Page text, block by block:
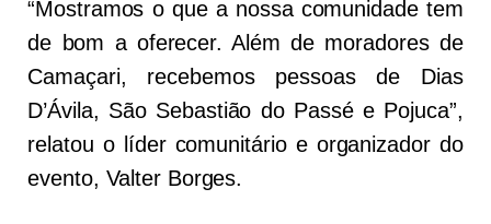
“Mostramos o que a nossa comunidade tem
de bom a oferecer. Além de moradores de
Camaçari, recebemos pessoas de Dias
D’Ávila, São Sebastião do Passé e Pojuca”,
relatou o líder comunitário e organizador do
evento, Valter Borges.